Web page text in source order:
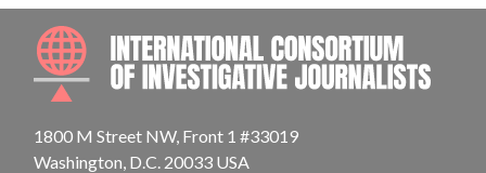
1800 M Street NW, Front 1 #33019
Washington, D.C. 20033 USA